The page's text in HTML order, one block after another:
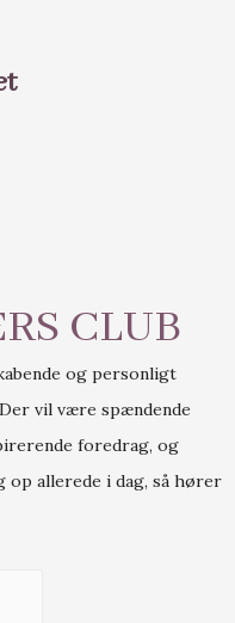
CLUB
og personligt
vil være spændende
foredrag, og
op allerede i dag, så hører